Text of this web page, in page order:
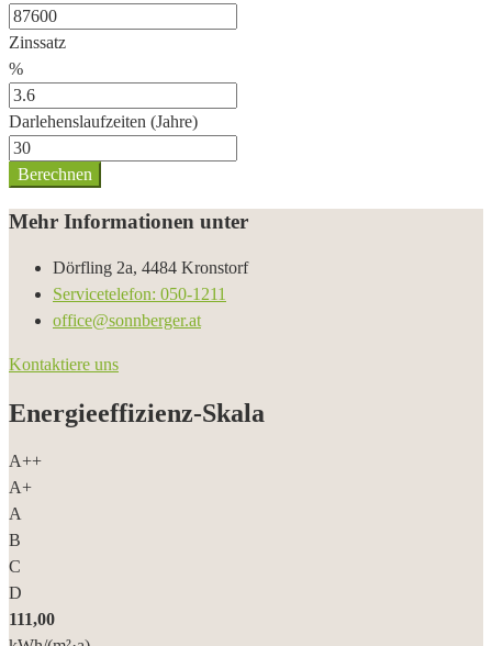
Zinssatz
%
Darlehenslaufzeiten (Jahre)
Berechnen
Mehr Informationen unter
Dörfling 2a, 4484 Kronstorf
Servicetelefon: 050-1211
office@sonnberger.at
Kontaktiere uns
Energieeffizienz-Skala
A++
A+
A
B
C
D
111,00